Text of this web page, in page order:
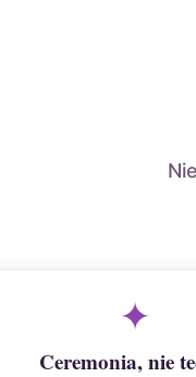
✦
Ceremonia, nie